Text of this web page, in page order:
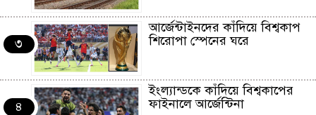
৩
আর্জেন্টাইনদের কাঁদিয়ে বিশ্বকাপ
শিরোপা স্পেনের ঘরে
৪
ইংল্যান্ডকে কাঁদিয়ে বিশ্বকাপের
ফাইনালে আর্জেন্টিনা